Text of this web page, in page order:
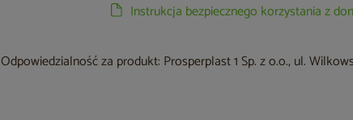
Instrukcja bezpiecznego korzystania z
Odpowiedzialność za produkt: Prosperplast 1 Sp. z o.o., ul.